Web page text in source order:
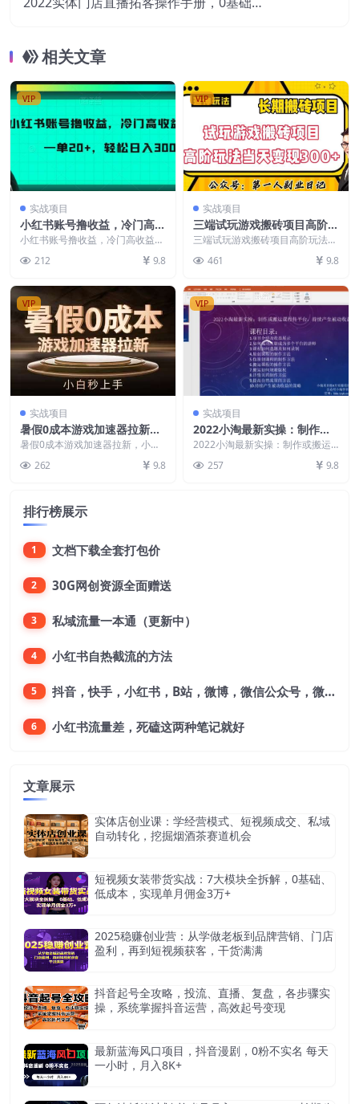
相关文章
VIP
实战项目
小红书账号撸收益，冷门高收
益项目，一单20+，轻松日入
300+【揭秘】
小红书账号撸收益，冷门高收益项
秘】 今天分享...
212 9.8
VIP
实战项目
三端试玩游戏搬砖项目高阶玩
法，当天变现300+，超详细
课程超值干货教学【揭秘】
三端试玩游戏搬砖项目高阶玩法，
干货教学【揭秘】 ...
461 9.8
VIP
实战项目
暑假0成本游戏加速器拉新，
小白秒上手，无需投资【揭
秘】
暑假0成本游戏加速器拉新，小白
介绍： 现在已经进入...
262 9.8
VIP
实战项目
2022小淘最新实操：制作或
搬运课程传平台，持续产生被
动收益（视频课程）
2022小淘最新实操：制作或搬运
（视频课程） 五一小...
257 9.8
排行榜展示
1 文档下载全套打包价
2 30G网创资源全面赠送
3 私域流量一本通（更新中）
4 小红书自热截流的方法
5 抖音，快手，小红书，B站，微博，微信公众号，微信视频号。每一个平台，都是不一样的机会，对应不一样的赚钱思路
6 小红书流量差，死磕这两种笔记就好
文章展示
实体店创业课：学经营模式、短视频成交、私域
自动转化，挖掘烟酒茶赛道机会
短视频女装带货实战：7大模块全拆解，0基础、
低成本，实现单月佣金3万+
2025稳赚创业营：从学做老板到品牌营销、门店
盈利，再到短视频获客，干货满满
抖音起号全攻略，投流、直播、复盘，各步骤实
操，系统掌握抖音运营，高效起号变现
最新蓝海风口项目，抖音漫剧，0粉不实名 每天
一小时，月入8K+